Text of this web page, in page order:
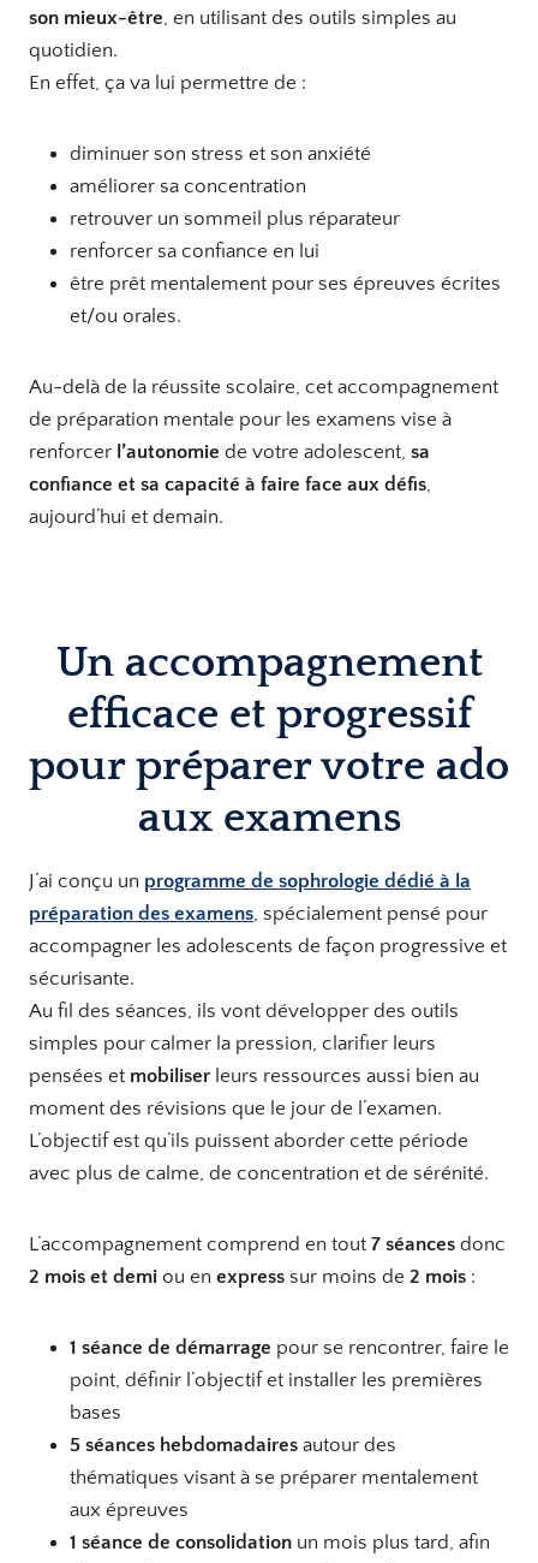
son mieux-être, en utilisant des outils simples au
quotidien.
En effet, ça va lui permettre de :
diminuer son stress et son anxiété
améliorer sa concentration
retrouver un sommeil plus réparateur
renforcer sa confiance en lui
être prêt mentalement pour ses épreuves écrites
et/ou orales.
Au-delà de la réussite scolaire, cet accompagnement
de préparation mentale pour les examens vise à
renforcer l’autonomie de votre adolescent, sa
confiance et sa capacité à faire face aux défis,
aujourd’hui et demain.
Un accompagnement
efficace et progressif
pour préparer votre ado
aux examens
J’ai conçu un programme de sophrologie dédié à la
préparation des examens, spécialement pensé pour
accompagner les adolescents de façon progressive et
sécurisante.
Au fil des séances, ils vont développer des outils
simples pour calmer la pression, clarifier leurs
pensées et mobiliser leurs ressources aussi bien au
moment des révisions que le jour de l’examen.
L’objectif est qu’ils puissent aborder cette période
avec plus de calme, de concentration et de sérénité.
L’accompagnement comprend en tout 7 séances donc
2 mois et demi ou en express sur moins de 2 mois :
1 séance de démarrage pour se rencontrer, faire le
point, définir l’objectif et installer les premières
bases
5 séances hebdomadaires autour des
thématiques visant à se préparer mentalement
aux épreuves
1 séance de consolidation un mois plus tard, afin